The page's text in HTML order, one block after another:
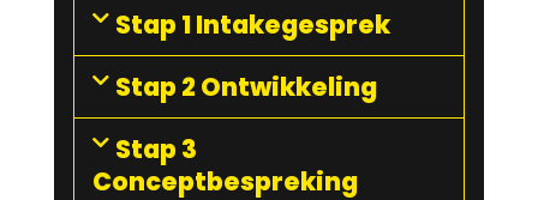
Stap 1 Intakegesprek
Stap 2 Ontwikkeling
Stap 3
Conceptbespreking